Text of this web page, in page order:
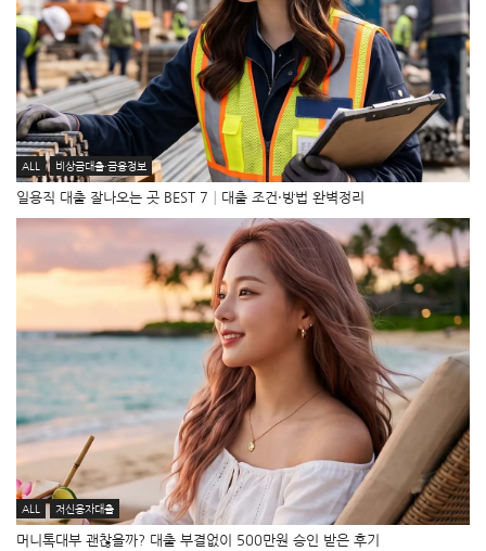
ALL 비상금대출·금융정보
일용직 대출 잘나오는 곳 BEST 7│대출 조건·방법 완벽정리
ALL 저신용자대출
머니톡대부 괜찮을까? 대출 부결없이 500만원 승인 받은 후기